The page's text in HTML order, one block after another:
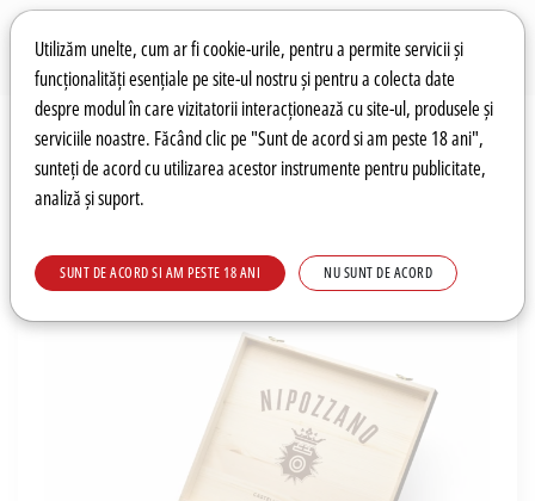
Preferințe pentru cookie-uri
Utilizăm unelte, cum ar fi cookie-urile, pentru a permite servicii și
funcționalități esențiale pe site-ul nostru și pentru a colecta date
despre modul în care vizitatorii interacționează cu site-ul, produsele și
serviciile noastre. Făcând clic pe "Sunt de acord si am peste 18 ani",
sunteți de acord cu utilizarea acestor instrumente pentru publicitate,
analiză și suport.
SUNT DE ACORD SI AM PESTE 18 ANI NU SUNT DE ACORD
Wishlist Autentificare